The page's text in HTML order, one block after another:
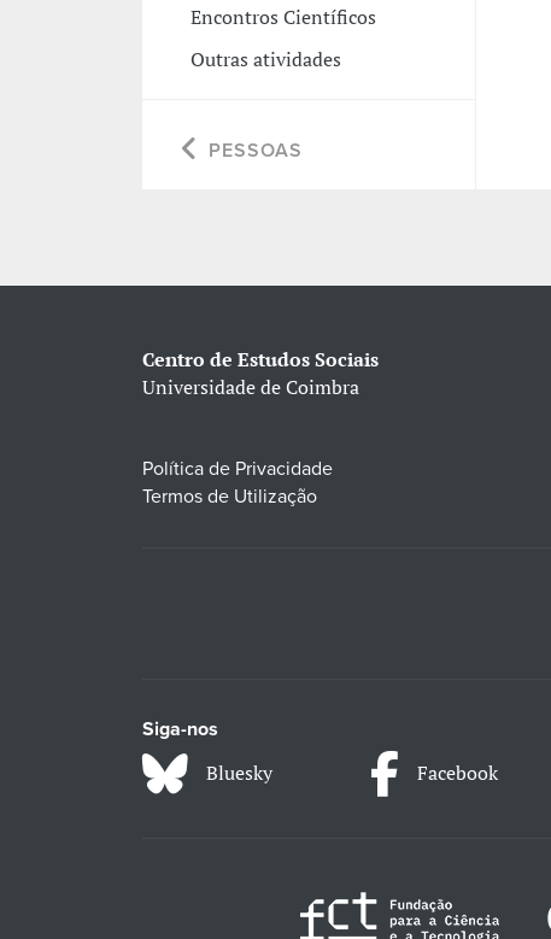
Encontros Científicos
Outras atividades
PESSOAS
Centro de Estudos Sociais
Universidade de Coimbra
Política de Privacidade
Termos de Utilização
Siga-nos
Bluesky Facebook